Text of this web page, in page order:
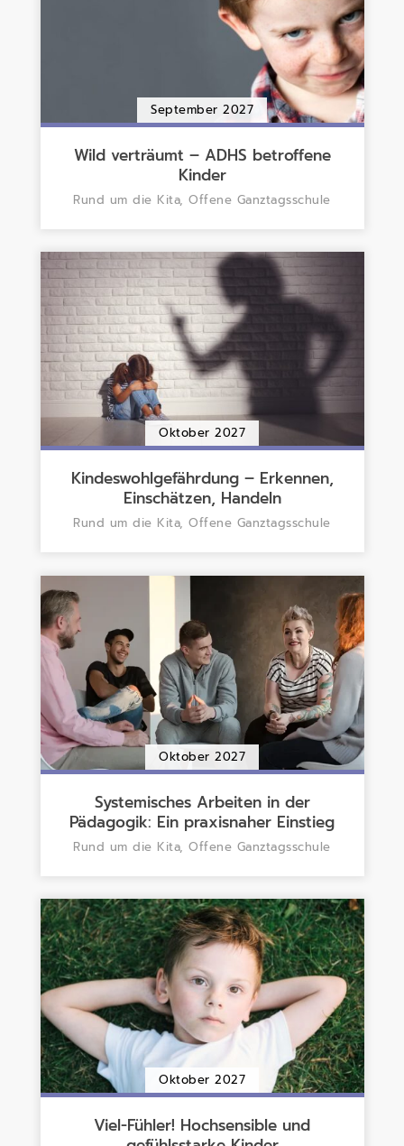
September 2027
Wild verträumt – ADHS betroffene
Kinder
Rund um die Kita, Offene Ganztagsschule
Oktober 2027
Kindeswohlgefährdung – Erkennen,
Einschätzen, Handeln
Rund um die Kita, Offene Ganztagsschule
Oktober 2027
Systemisches Arbeiten in der
Pädagogik: Ein praxisnaher Einstieg
Rund um die Kita, Offene Ganztagsschule
Oktober 2027
Viel-Fühler! Hochsensible und